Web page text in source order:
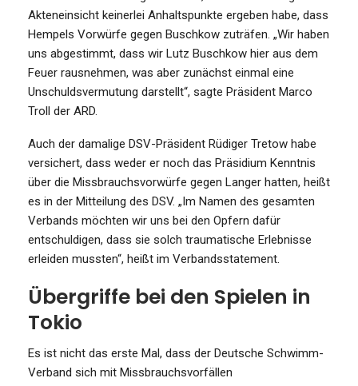
Akteneinsicht keinerlei Anhaltspunkte ergeben habe, dass
Hempels Vorwürfe gegen Buschkow zuträfen. „Wir haben
uns abgestimmt, dass wir Lutz Buschkow hier aus dem
Feuer rausnehmen, was aber zunächst einmal eine
Unschuldsvermutung darstellt“, sagte Präsident Marco
Troll der ARD.
Auch der damalige DSV-Präsident Rüdiger Tretow habe
versichert, dass weder er noch das Präsidium Kenntnis
über die Missbrauchsvorwürfe gegen Langer hatten, heißt
es in der Mitteilung des DSV. „Im Namen des gesamten
Verbands möchten wir uns bei den Opfern dafür
entschuldigen, dass sie solch traumatische Erlebnisse
erleiden mussten“, heißt im Verbandsstatement.
Übergriffe bei den Spielen in
Tokio
Es ist nicht das erste Mal, dass der Deutsche Schwimm-
Verband sich mit Missbrauchsvorfällen